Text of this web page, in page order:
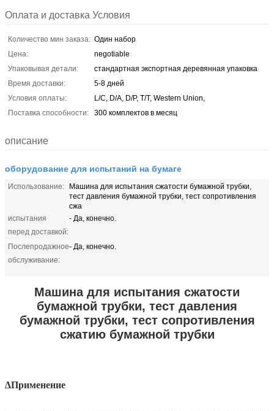
Оплата и доставка Условия
Количество мин заказа: Один набор
Цена:
negotiable
Упаковывая детали:
стандартная экспортная деревянная упаковка
Время доставки:
5-8 дней
Условия оплаты:
L/C, D/A, D/P, T/T, Western Union,
Поставка способности:
300 комплектов в месяц
описание
оборудование для испытаний на бумаге
Использование:
Машина для испытания сжатости бумажной трубки,
тест давления бумажной трубки, тест сопротивления
сжа
испытания
перед доставкой:
- Да, конечно.
Послепродажное
обслуживание:
- Да, конечно.
Машина для испытания сжатости
бумажной трубки, тест давления
бумажной трубки, тест сопротивления
сжатию бумажной трубки
∆Применение